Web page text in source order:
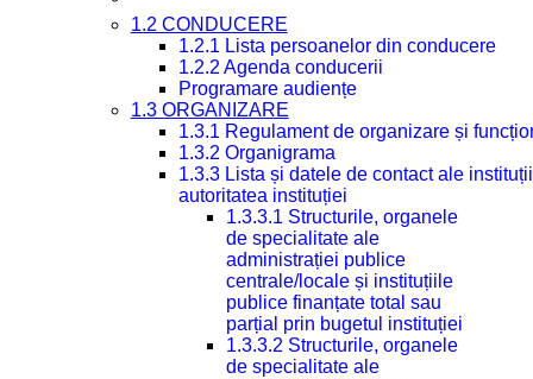
1.2 CONDUCERE
1.2.1 Lista persoanelor din conducere
1.2.2 Agenda conducerii
Programare audiențe
1.3 ORGANIZARE
1.3.1 Regulament de organizare și
1.3.2 Organigrama
1.3.3 Lista și datele de contact ale
autoritatea instituției
1.3.3.1 Structurile, organele
de specialitate ale
administrației publice
centrale/locale și instituțiile
publice finanțate total sau
parțial prin bugetul instituției
1.3.3.2 Structurile, organele
de specialitate ale